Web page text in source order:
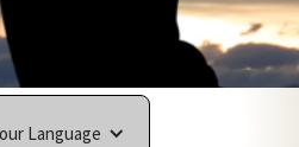
Language